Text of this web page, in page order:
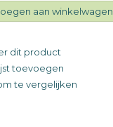
aan winkelwagen
dit product
toevoegen
te vergelijken